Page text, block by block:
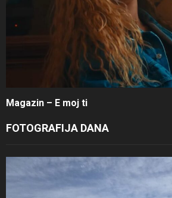
Magazin – E moj ti
FOTOGRAFIJA DANA